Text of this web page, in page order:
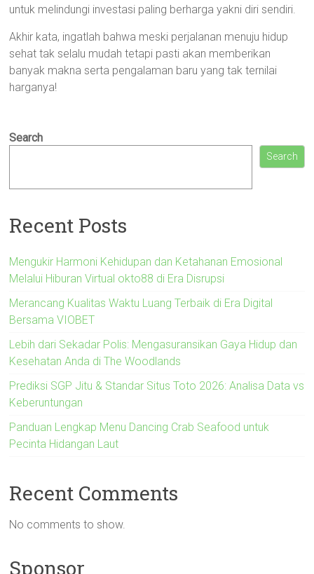
untuk melindungi investasi paling berharga yakni diri sendiri.
Akhir kata, ingatlah bahwa meski perjalanan menuju hidup
sehat tak selalu mudah tetapi pasti akan memberikan
banyak makna serta pengalaman baru yang tak ternilai
harganya!
Search
Search
Recent Posts
Mengukir Harmoni Kehidupan dan Ketahanan Emosional
Melalui Hiburan Virtual okto88 di Era Disrupsi
Merancang Kualitas Waktu Luang Terbaik di Era Digital
Bersama VIOBET
Lebih dari Sekadar Polis: Mengasuransikan Gaya Hidup dan
Kesehatan Anda di The Woodlands
Prediksi SGP Jitu & Standar Situs Toto 2026: Analisa Data vs
Keberuntungan
Panduan Lengkap Menu Dancing Crab Seafood untuk
Pecinta Hidangan Laut
Recent Comments
No comments to show.
Sponsor